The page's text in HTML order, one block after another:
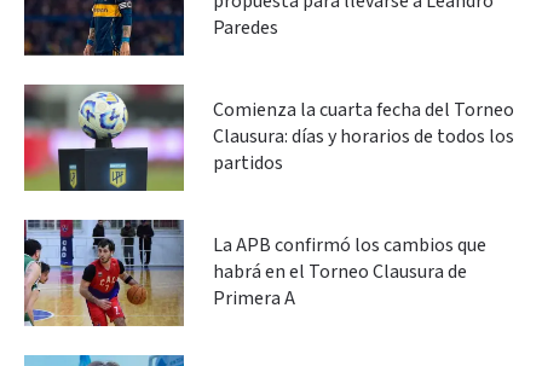
Paredes
Comienza la cuarta fecha del Torneo
Clausura: días y horarios de todos los
partidos
La APB confirmó los cambios que
habrá en el Torneo Clausura de
Primera A